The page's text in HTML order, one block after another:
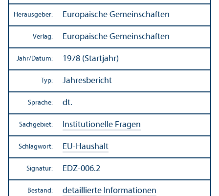
Herausgeber: Europäische Gemeinschaften
Verlag: Europäische Gemeinschaften
Jahr/Datum: 1978 (Startjahr)
Typ: Jahresbericht
Sprache: dt.
Sachgebiet: Institutionelle Fragen
Schlagwort: EU-Haushalt
Signatur: EDZ-006.2
Bestand: detaillierte Informationen